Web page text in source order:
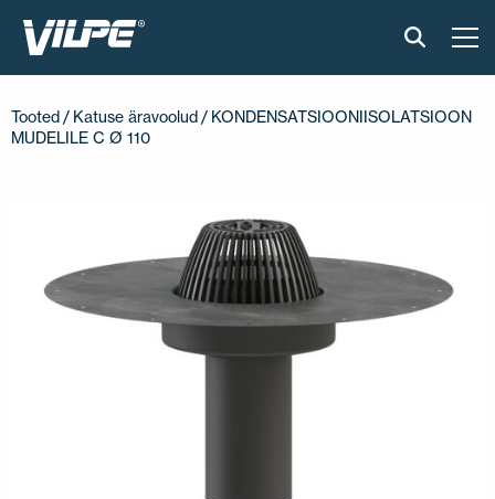
AKTUAALNE
VÕTA MEIEGA ÜHENDUST
Tooted / Katuse äravoolud / KONDENSATSIOONIISOLATSIOON
MUDELILE C Ø 110